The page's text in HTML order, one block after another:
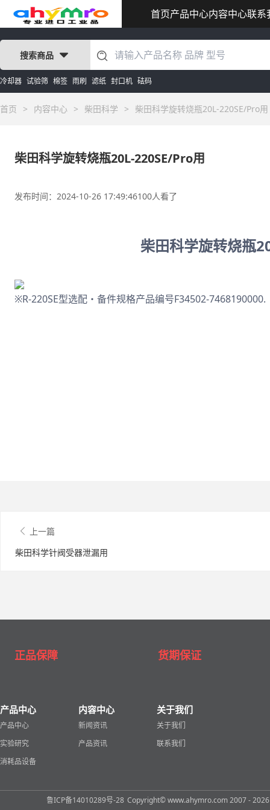
首页产品中心内容中心联系
搜索商品
冷却器 试验筛 棉签 雨刷 滤纸 封口机 砝码
首页 > 内容中心 > 柴田科学 > 柴田科学旋转烧瓶20L-220SE/Pro用
柴田科学旋转烧瓶20L-220SE/Pro用
发布时间：2024-10-26 17:49:46100人看了
柴田科学旋转烧瓶
※R-220SE型选配・备件规格产品编号F34502-7468190000.
上一篇
柴田科学针阀受器泄漏用
正品保障 货期保证
产品中心
产品中心
实验研究
消耗品设备
内容中心
新闻资讯
产品资讯
关于我们
关于我们
联系我们
鲁ICP备14010289号-28 Copyright© www.ahymro.com 2007 - 2026